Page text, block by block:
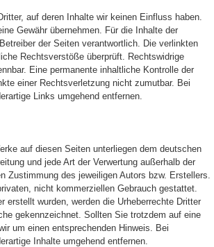
auf deren Inhalte wir keinen Einfluss haben.
Gewähr übernehmen. Für die Inhalte der
der Seiten verantwortlich. Die verlinkten
Rechtsverstöße überprüft. Rechtswidrige
Eine permanente inhaltliche Kontrolle der
einer Rechtsverletzung nicht zumutbar. Bei
Links umgehend entfernen.
auf diesen Seiten unterliegen dem deutschen
und jede Art der Verwertung außerhalb der
Zustimmung des jeweiligen Autors bzw. Erstellers.
nicht kommerziellen Gebrauch gestattet.
wurden, werden die Urheberrechte Dritter
gekennzeichnet. Sollten Sie trotzdem auf eine
um einen entsprechenden Hinweis. Bei
Inhalte umgehend entfernen.